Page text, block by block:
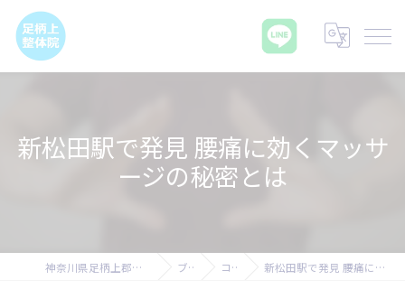
新松田駅で発見 腰痛に効くマッサ
ージの秘密とは
神奈川県足柄上郡の腰痛なら足柄上整体院 ブログ コラム 新松田駅で発見 腰痛に効くマッサージの秘密とは